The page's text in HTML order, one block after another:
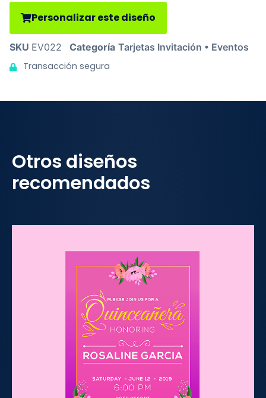
Personalizar este diseño
SKU EV022 Categoría Tarjetas Invitación • Eventos
Transacción segura
Otros diseños
recomendados